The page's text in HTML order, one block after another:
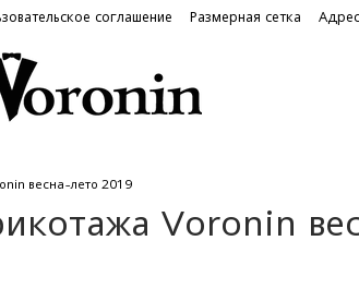
соглашение Размерная сетка
весна-лето 2019
Voronin